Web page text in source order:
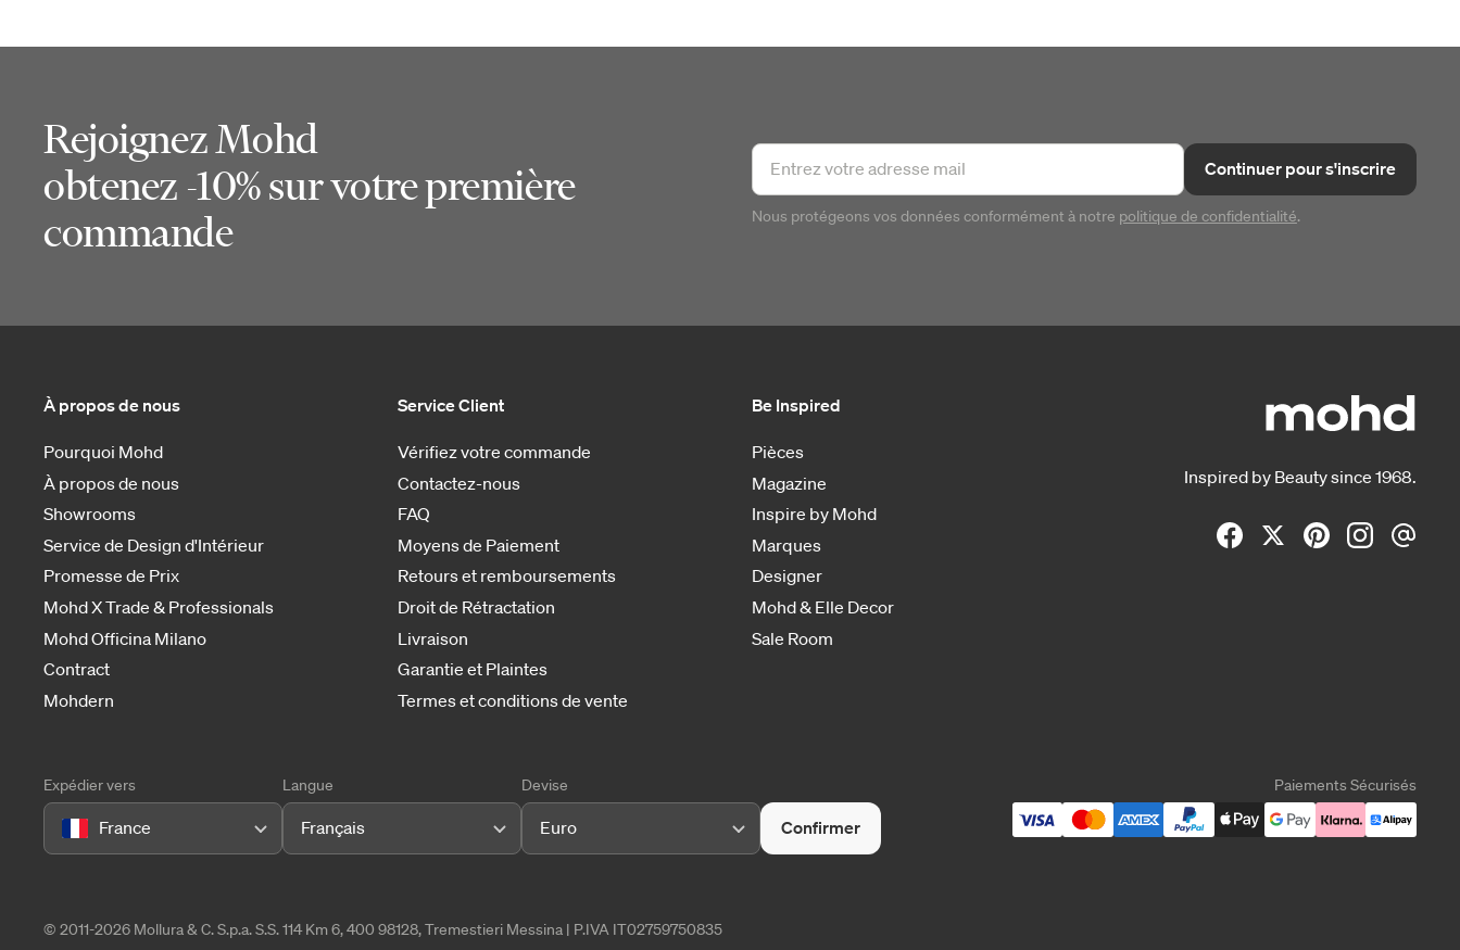
Rejoignez Mohd
obtenez -10% sur votre première
commande
Continuer pour s'inscrire
Nous protégeons vos données conformément à notre politique de confidentialité.
Inspired by Beauty since 1968.
À propos de nous
Pourquoi Mohd
À propos de nous
Showrooms
Service de Design d'Intérieur
Promesse de Prix
Mohd X Trade & Professionals
Mohd Officina Milano
Contract
Mohdern
Service Client
Vérifiez votre commande
Contactez-nous
FAQ
Moyens de Paiement
Retours et remboursements
Droit de Rétractation
Livraison
Garantie et Plaintes
Termes et conditions de vente
Be Inspired
Pièces
Magazine
Inspire by Mohd
Marques
Designer
Mohd & Elle Decor
Sale Room
Expédier vers
France
Langue
Français
Devise
Euro Confirmer
Paiements Sécurisés
© 2011-2026 Mollura & C. S.p.a. S.S. 114 Km 6, 400 98128, Tremestieri Messina | P.IVA IT02759750835